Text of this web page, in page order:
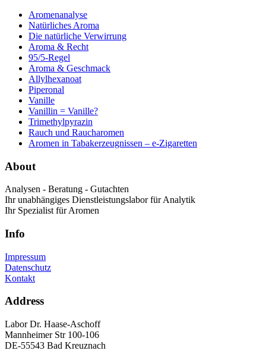
Aromenanalyse
Natürliches Aroma
Die natürliche Verwirrung
Aroma & Recht
95/5-Regel
Aroma & Geschmack
Allylhexanoat
Piperonal
Vanille
Vanillin = Vanille?
Trimethylpyrazin
Rauch und Raucharomen
Aromen in Tabakerzeugnissen – e-Zigaretten
About
Analysen - Beratung - Gutachten
Ihr unabhängiges Dienstleistungslabor für Analytik
Ihr Spezialist für Aromen
Info
Impressum
Datenschutz
Kontakt
Address
Labor Dr. Haase-Aschoff
Mannheimer Str 100-106
DE-55543 Bad Kreuznach